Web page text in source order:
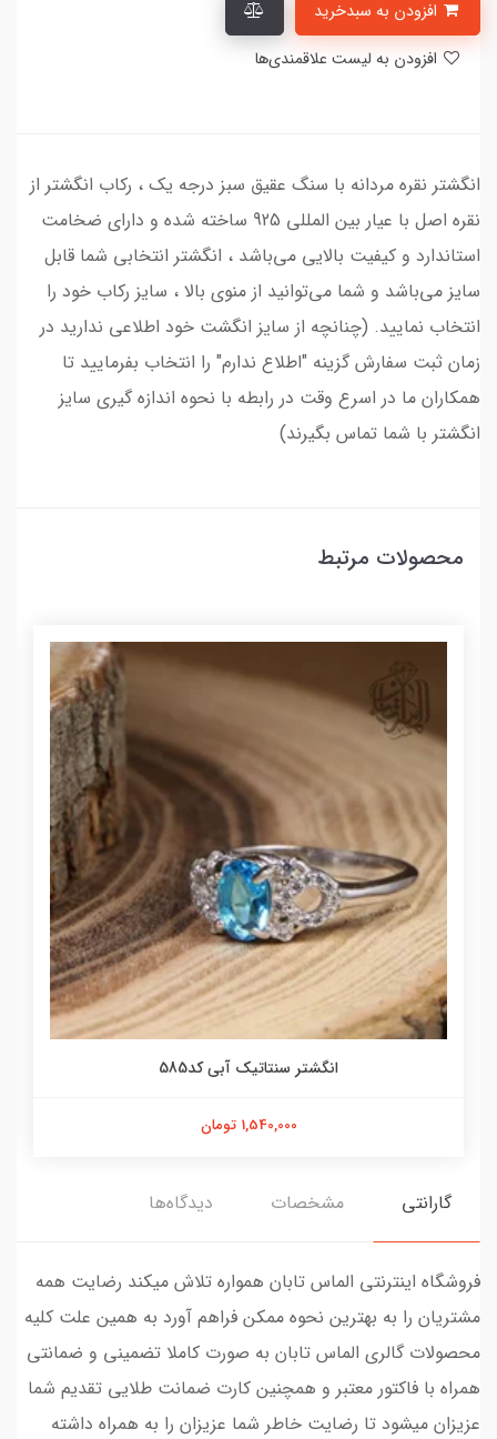
انگشتر نقره مردانه با سنگ عقیق سبز درجه یک ، رکاب انگشتر از
نقره اصل با عیار بین المللی 925 ساخته شده و دارای ضخامت
استاندارد و کیفیت بالایی می‌باشد ، انگشتر انتخابی شما قابل
سایز می‌باشد و شما می‌توانید از منوی بالا ، سایز رکاب خود را
انتخاب نمایید. (چنانچه از سایز انگشت خود اطلاعی ندارید در
زمان ثبت سفارش گزینه "اطلاع ندارم" را انتخاب بفرمایید تا
همکاران ما در اسرع وقت در رابطه با نحوه اندازه گیری سایز
انگشتر با شما تماس بگیرند)
محصولات مرتبط
انگشتر سنتاتیک آبی کد585
1,540,000 تومان
گارانتی مشخصات دیدگاه‌ها
فروشگاه اینترنتی الماس تابان همواره تلاش میکند رضایت همه
مشتریان را به بهترین نحوه ممکن فراهم آورد به همین علت کلیه
محصولات گالری الماس تابان به صورت کاملا تضمینی و ضمانتی
همراه با فاکتور معتبر و همچنین کارت ضمانت طلایی تقدیم شما
عزیزان میشود تا رضایت خاطر شما عزیزان را به همراه داشته